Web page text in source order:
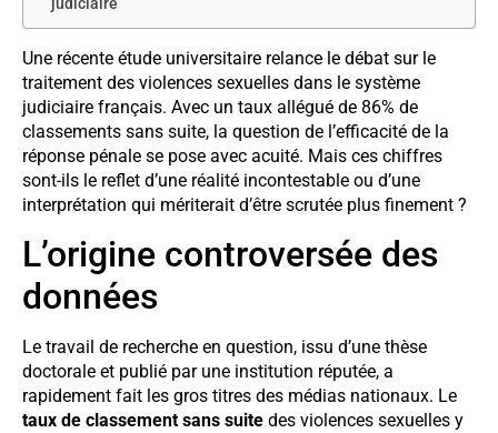
judiciaire
Une récente étude universitaire relance le débat sur le
traitement des violences sexuelles dans le système
judiciaire français. Avec un taux allégué de 86% de
classements sans suite, la question de l’efficacité de la
réponse pénale se pose avec acuité. Mais ces chiffres
sont-ils le reflet d’une réalité incontestable ou d’une
interprétation qui mériterait d’être scrutée plus finement ?
L’origine controversée des
données
Le travail de recherche en question, issu d’une thèse
doctorale et publié par une institution réputée, a
rapidement fait les gros titres des médias nationaux. Le
taux de classement sans suite des violences sexuelles y